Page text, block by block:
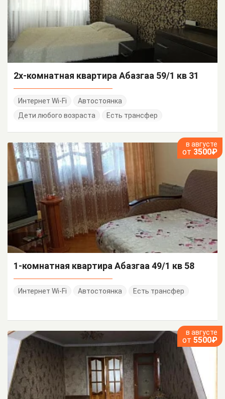
2х-комнатная квартира Абазгаа 59/1 кв 31
Интернет Wi-Fi
Автостоянка
Дети любого возраста
Есть трансфер
в августе
от 3500₽
1-комнатная квартира Абазгаа 49/1 кв 58
Интернет Wi-Fi Автостоянка Есть трансфер
в августе
от 5500₽